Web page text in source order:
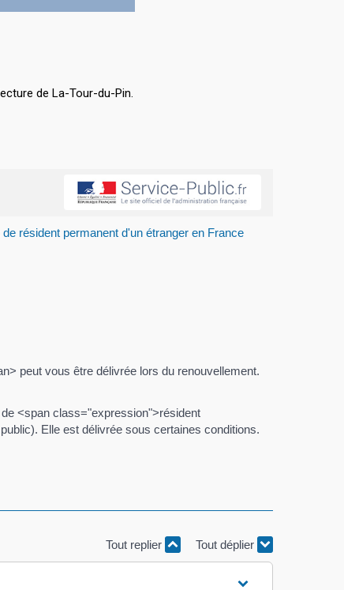
de La-Tour-du-Pin.
de résident permanent d'un étranger en France
peut vous être délivrée lors du renouvellement.
<span class="expression">résident
Elle est délivrée sous certaines conditions.
Tout replier Tout déplier